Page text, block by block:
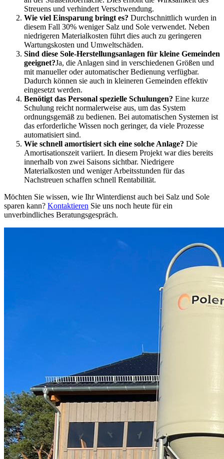
Streuens und verhindert Verschwendung.
Wie viel Einsparung bringt es? Durchschnittlich wurden in
diesem Fall 30% weniger Salz und Sole verwendet. Neben
niedrigeren Materialkosten führt dies auch zu geringeren
Wartungskosten und Umweltschäden.
Sind diese Sole-Herstellungsanlagen für kleine Gemeinden
geeignet?Ja, die Anlagen sind in verschiedenen Größen und
mit manueller oder automatischer Bedienung verfügbar.
Dadurch können sie auch in kleineren Gemeinden effektiv
eingesetzt werden.
Benötigt das Personal spezielle Schulungen? Eine kurze
Schulung reicht normalerweise aus, um das System
ordnungsgemäß zu bedienen. Bei automatischen Systemen ist
das erforderliche Wissen noch geringer, da viele Prozesse
automatisiert sind.
Wie schnell amortisiert sich eine solche Anlage? Die
Amortisationszeit variiert. In diesem Projekt war dies bereits
innerhalb von zwei Saisons sichtbar. Niedrigere
Materialkosten und weniger Arbeitsstunden für das
Nachstreuen schaffen schnell Rentabilität.
Möchten Sie wissen, wie Ihr Winterdienst auch bei Salz und Sole
sparen kann? Kontaktieren Sie uns noch heute für ein
unverbindliches Beratungsgespräch.